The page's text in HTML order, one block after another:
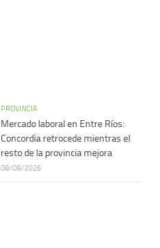
PROVINCIA
Mercado laboral en Entre Ríos:
Concordia retrocede mientras el
resto de la provincia mejora
08/08/2026